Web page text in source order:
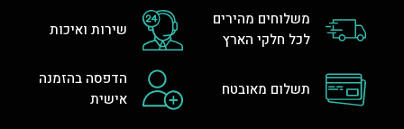
משלוחים מהירים
לכל חלקי הארץ
שירות ואיכות
תשלום מאובטח
הדפסה בהזמנה
אישית